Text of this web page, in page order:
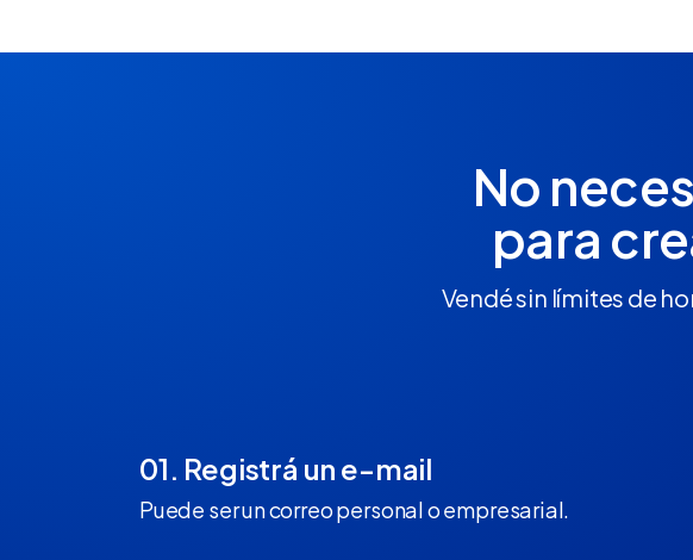
No
para
Vendé sin límites de
01. Registrá un e-mail
Puede ser un correo personal o empresarial.